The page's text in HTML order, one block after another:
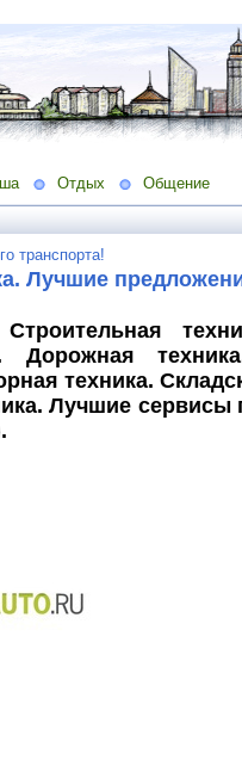
Отдых Общение
транспорта!
Лучшие
Дорожная
техника.
Лучшие сервисы